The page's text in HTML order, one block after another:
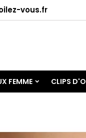
vous.fr
FEMME CLIPS
You need to